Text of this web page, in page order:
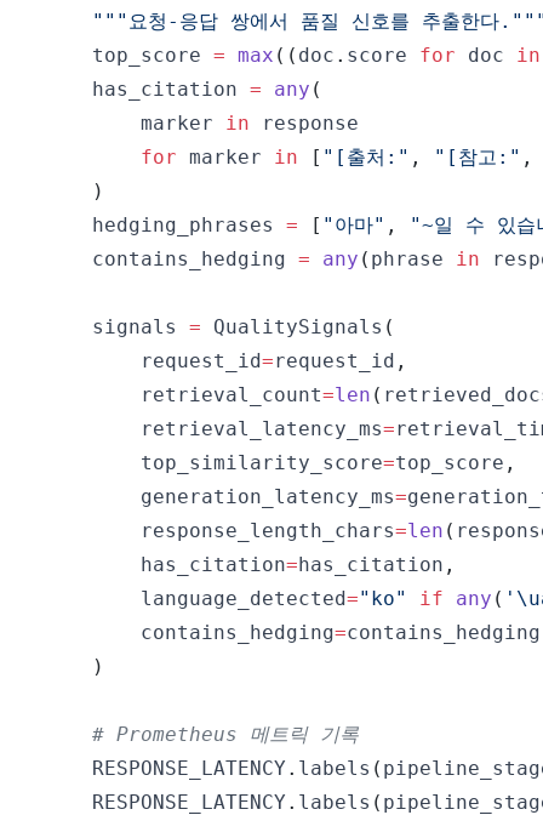
"""요청-응답 쌍에서 품질 신호를 추출한다
    top_score
= max ( ( doc . score for doc in
    has_citation
= any (
        marker
in
for marker in [ "[출처:" , "[참고:" ,
)
    hedging_phrases
= [ "아마" ,
"~일 수 있습
    contains_hedging
= any ( phrase in
    signals
= QualitySignals (
        request_id
=request_id ,
        retrieval_count
=len (
        retrieval_latency_ms
=
        top_similarity_score
=top_score ,
        generation_latency_ms
=
        response_length_chars
=len (
        has_citation
=has_citation ,
        language_detected
="ko" if any (
        contains_hedging
=contains_hedging
)
# Prometheus 메트릭 기록
    RESPONSE_LATENCY
. labels (
    RESPONSE_LATENCY
. labels (